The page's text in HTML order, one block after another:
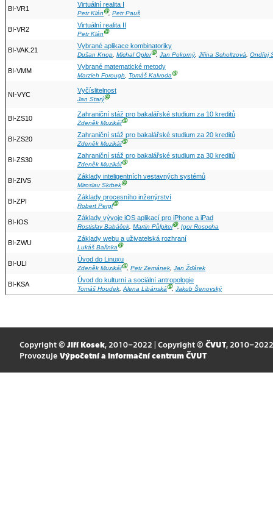
BI-VR1
Virtuální realita I
Petr KlánⒼ, Petr Pauš
BI-VR2
Virtuální realita II
Petr KlánⒼ
BI-VAK.21
Vybrané aplikace kombinatoriky
Dušan Knop, Michal OplerⒼ, Jan Pokorný, Jiřina Scholtzová, Ondřej
BI-VMM
Vybrané matematické metody
Marzieh Forough, Tomáš KalvodaⒼ
NI-VYC
Vyčíslitelnost
Jan StarýⒼ
BI-ZS10
Zahraniční stáž pro bakalářské studium za 10 kreditů
Zdeněk MuzikářⒼ
BI-ZS20
Zahraniční stáž pro bakalářské studium za 20 kreditů
Zdeněk MuzikářⒼ
BI-ZS30
Zahraniční stáž pro bakalářské studium za 30 kreditů
Zdeněk MuzikářⒼ
BI-ZIVS
Základy inteligentních vestavných systémů
Miroslav SkrbekⒼ
BI-ZPI
Základy procesního inženýrství
Robert PerglⒼ
BI-IOS
Základy vývoje iOS aplikací pro iPhone a iPad
Rostislav Babáček, Martin PůlpitelⒼ, Igor Rosocha
BI-ZWU
Základy webu a uživatelská rozhraní
Lukáš BařinkaⒼ
BI-ULI
Úvod do Linuxu
Zdeněk MuzikářⒼ, Petr Zemánek, Jan Žďárek
BI-KSA
Úvod do kulturní a sociální antropologie
Tomáš Houdek,Alena LibánskáⒼ, Jakub Šenovský
Copyright © Jiří Kosek, 2010–2022 | Copyright © ČVUT, 2010–2022
Provozuje Výpočetní a informační centrum ČVUT